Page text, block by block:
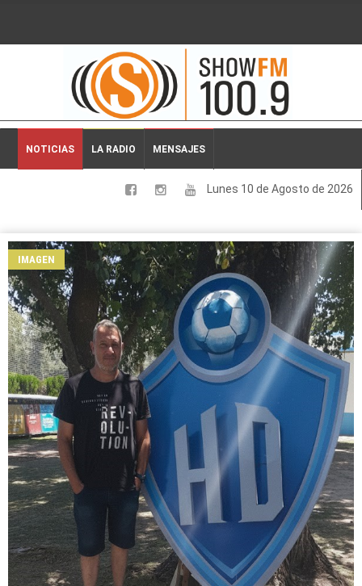
2026-08-10 01:54:46
NOTICIAS LA RADIO MENSAJES
Lunes 10 de Agosto de 2026
LOCALES
DEPORTES
ESPECTACULOS
INTERNACIONALES
IMAGEN